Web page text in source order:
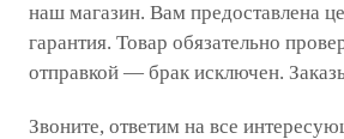
наш магазин. Вам предоставлена
гарантия. Товар обязательно
отправкой — брак исключен.
Звоните, ответим на все